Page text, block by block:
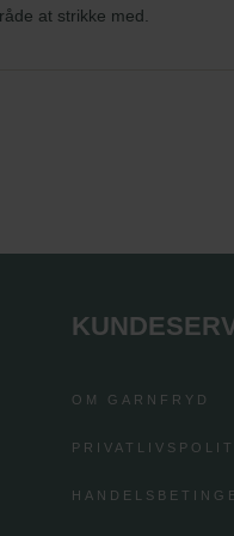
at strikke med.
OM GARNFRYD